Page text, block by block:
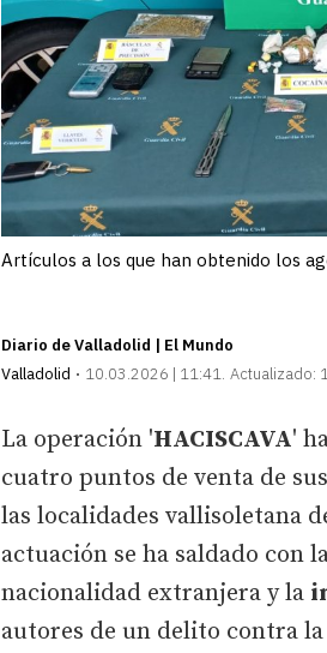
Artículos a los que han obtenido los
Diario de Valladolid | El Mundo
Valladolid
10.03.2026 | 11:41 Actualizado:
La operación 'HACISCAVA'
cuatro puntos de venta de
las localidades vallisoletana
actuación se ha saldado con
nacionalidad extranjera y la
autores de un delito contra